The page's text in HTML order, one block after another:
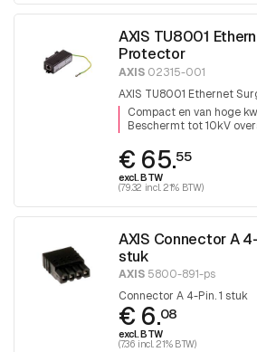
AXIS TU8001
Protector
AXIS 02315-001
AXIS TU8001 Ethernet
Compact en van hoge
Beschermt tot 10kV
€ 65.55
excl. BTW
(79.32 incl. 21% BTW)
AXIS Connector A
stuk
AXIS 5800-891-ps
Connector A 4-Pin. 1 stuk
€ 6.08
excl. BTW
(7.36 incl. 21% BTW)